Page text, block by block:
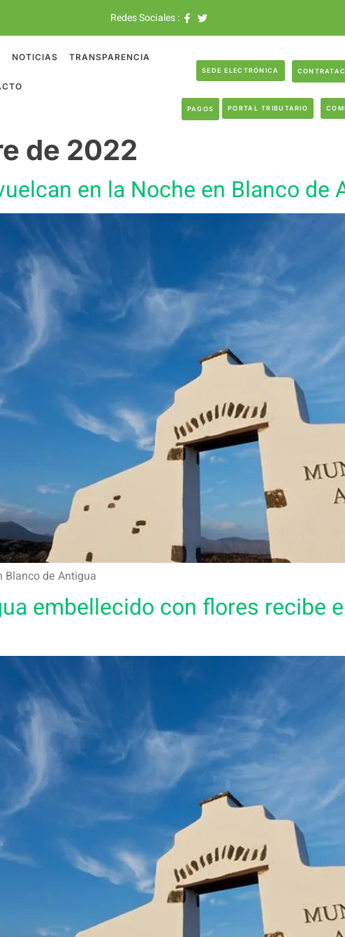
Redes Sociales :
NOTICIAS TRANSPARENCIA
SEDE ELECTRÓNICA
PAGOS PORTAL TRIBUTARIO
de 2022
en la Noche en Blanco de
Blanco de Antigua
embellecido con flores recibe